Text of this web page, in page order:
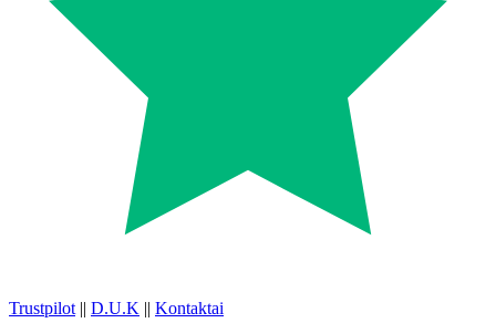
Trustpilot || D.U.K || Kontaktai